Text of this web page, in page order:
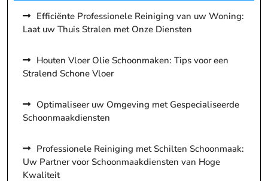
Efficiënte Professionele Reiniging van uw Woning:
Laat uw Thuis Stralen met Onze Diensten
Houten Vloer Olie Schoonmaken: Tips voor een
Stralend Schone Vloer
Optimaliseer uw Omgeving met Gespecialiseerde
Schoonmaakdiensten
Professionele Reiniging met Schilten Schoonmaak:
Uw Partner voor Schoonmaakdiensten van Hoge
Kwaliteit